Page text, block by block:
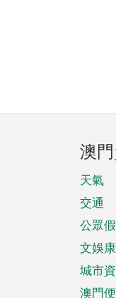
澳
天氣
交通
公眾
文娛
城市
澳門